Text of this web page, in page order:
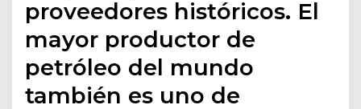
proveedores históricos. El
mayor productor de
petróleo del mundo
también es uno de